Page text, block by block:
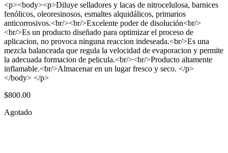
<p><body><p>Diluye selladores y lacas de nitrocelulosa, barnices
fenólicos, oleoresinosos, esmaltes alquidálicos, primarios
anticorrosivos.<br/><br/>Excelente poder de disolución<br/>
<br/>Es un producto diseñado para optimizar el proceso de
aplicacion, no provoca ninguna reaccion indeseada.<br/>Es una
mezcla balanceada que regula la velocidad de evaporacion y permite
la adecuada formacion de pelicula.<br/><br/>Producto altamente
inflamable.<br/>Almacenar en un lugar fresco y seco. </p>
</body> </p>
$800.00
Agotado